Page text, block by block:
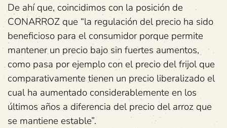
De ahí que, coincidimos con la posición de
CONARROZ que “la regulación del precio ha sido
beneficioso para el consumidor porque permite
mantener un precio bajo sin fuertes aumentos,
como pasa por ejemplo con el precio del frijol que
comparativamente tienen un precio liberalizado el
cual ha aumentado considerablemente en los
últimos años a diferencia del precio del arroz que
se mantiene estable”.